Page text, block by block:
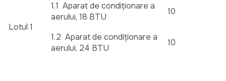
Lotul 1
1.1 Aparat de condiționare a
aerului, 18 BTU
10
1.2 Aparat de condiționare a
aerului, 24 BTU
10